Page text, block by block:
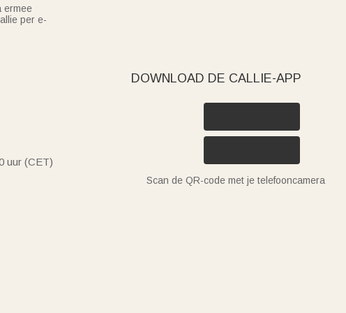
ermee
per e-
uur (CET)
DOWNLOAD DE CALLIE-APP
Scan de QR-code met je telefooncamera